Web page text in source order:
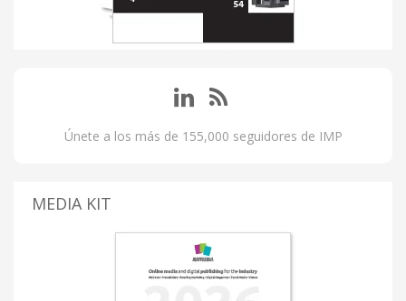
Únete a los más de 155,000 seguidores de IMP
MEDIA KIT